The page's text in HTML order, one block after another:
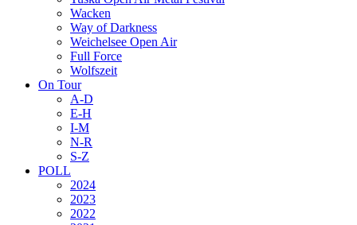
Wacken
Way of Darkness
Weichelsee Open Air
Full Force
Wolfszeit
On Tour
A-D
E-H
I-M
N-R
S-Z
POLL
2024
2023
2022